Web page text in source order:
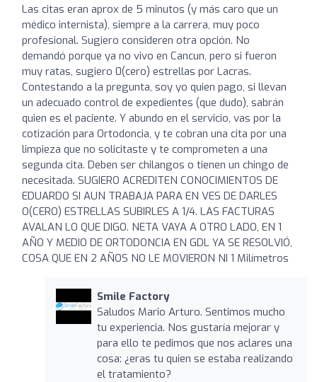
Las citas eran aprox de 5 minutos (y más caro que un
médico internista), siempre a la carrera, muy poco
profesional. Sugiero consideren otra opción. No
demandó porque ya no vivo en Cancun, pero si fueron
muy ratas, sugiero 0(cero) estrellas por Lacras.
Contestando a la pregunta, soy yo quien pago, si llevan
un adecuado control de expedientes (que dudo), sabrán
quien es el paciente. Y abundo en el servicio, vas por la
cotización para Ortodoncia, y te cobran una cita por una
limpieza que no solicitaste y te comprometen a una
segunda cita. Deben ser chilangos o tienen un chingo de
necesitada. SUGIERO ACREDITEN CONOCIMIENTOS DE
EDUARDO SI AUN TRABAJA PARA EN VES DE DARLES
O(CERO) ESTRELLAS SUBIRLES A 1/4. LAS FACTURAS
AVALAN LO QUE DIGO. NETA VAYA A OTRO LADO, EN 1
AÑO Y MEDIO DE ORTODONCIA EN GDL YA SE RESOLVIÓ,
COSA QUE EN 2 AÑOS NO LE MOVIERON NI 1 Milímetros
Smile Factory
Saludos Mario Arturo. Sentimos mucho
tu experiencia. Nos gustaría mejorar y
para ello te pedimos que nos aclares una
cosa: ¿eras tu quien se estaba realizando
el tratamiento?